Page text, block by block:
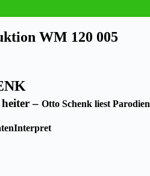
WM 120 005
– Otto Schenk liest Parodien
Interpret